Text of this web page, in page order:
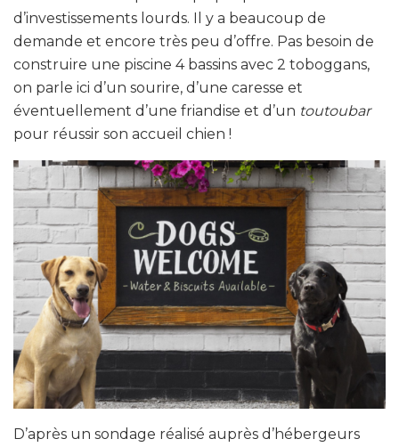
d’investissements lourds. Il y a beaucoup de
demande et encore très peu d’offre. Pas besoin de
construire une piscine 4 bassins avec 2 toboggans,
on parle ici d’un sourire, d’une caresse et
éventuellement d’une friandise et d’un toutoubar
pour réussir son accueil chien !
D’après un sondage réalisé auprès d’hébergeurs